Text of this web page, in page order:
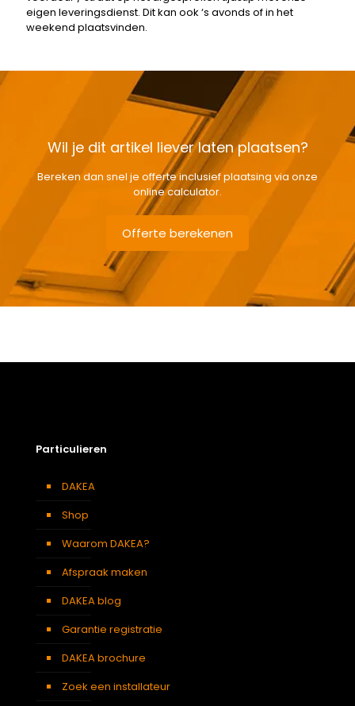
eigen leveringsdienst. Dit kan ook ‘s avonds of in het
weekend plaatsvinden.
Wil je dit artikel liever laten plaatsen?
Bereken dan snel je offerte inclusief plaatsing via onze
online calculator.
Offerte berekenen
Particulieren
DAKEA
Shop
Waarom DAKEA?
Afspraak maken
DAKEA blog
Garantie registratie
DAKEA brochure
Zoek een installateur